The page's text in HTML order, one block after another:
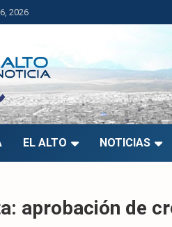
2026
es Noticia
de El Alto, Bolivia y el mundo.
EL ALTO NOTICIAS
aprobación de